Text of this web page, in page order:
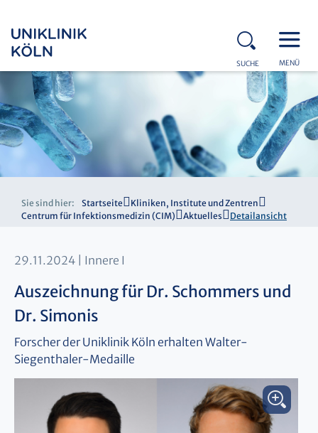
SUCHE MENÜ
Sie sind hier: Startseite
Kliniken, Institute und Zentren
Centrum für Infektionsmedizin (CIM)
Aktuelles Detailansicht
29.11.2024 Innere I
Auszeichnung für Dr. Schommers und
Dr. Simonis
Forscher der Uniklinik Köln erhalten Walter-
Siegenthaler-Medaille